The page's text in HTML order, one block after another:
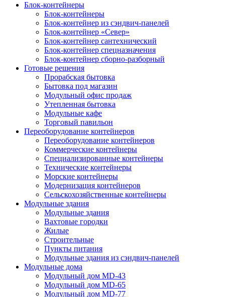
Блок-контейнеры
Блок-контейнеры
Блок-контейнер из сэндвич-панелей
Блок-контейнер «Север»
Блок-контейнер сантехнический
Блок-контейнер спецназначения
Блок-контейнер сборно-разборный
Готовые решения
Прорабская бытовка
Бытовка под магазин
Модульный офис продаж
Утепленная бытовка
Модульные кафе
Торговый павильон
Переоборудование контейнеров
Переоборудование контейнеров
Коммерческие контейнеры
Специализированные контейнеры
Технические контейнеры
Морские контейнеры
Модернизация контейнеров
Сельскохозяйственные контейнеры
Модульные здания
Модульные здания
Вахтовые городки
Жилые
Строительные
Пункты питания
Модульные здания из сэндвич-панелей
Модульные дома
Модульный дом MD-43
Модульный дом MD-65
Модульный дом MD-77